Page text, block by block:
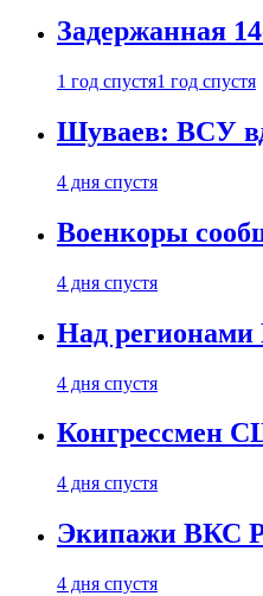
Задержанная
1 год спустя1 год спустя
Шуваев: ВСУ
4 дня спустя
Военкоры
4 дня спустя
Над регионами
4 дня спустя
Конгрессмен
4 дня спустя
Экипажи ВКС
4 дня спустя